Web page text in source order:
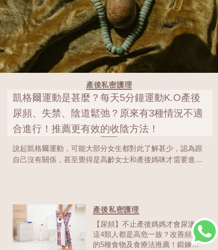
產後私密護理
凱格爾運動是甚麼？每天5分鐘運動K.O產後
尿頻、失禁、陰道鬆弛？原來有3種情況不適
合進行！推薦更有效的收陰方法！
說起凱格爾運動，可能大部分女生都對此了解甚少，認為跟
自己沒有關係，甚至覺得是高齡女士和產後媽咪才需要進行
齡的女性也是有一定幫助，一起來看看「科普」更多吧！
產後私密護理
【尿頻】不止產後媽媽才會尿滲！
這4類人都是高危一族？改善頻尿
的5種食物及食療法推薦！鍛鍊盆